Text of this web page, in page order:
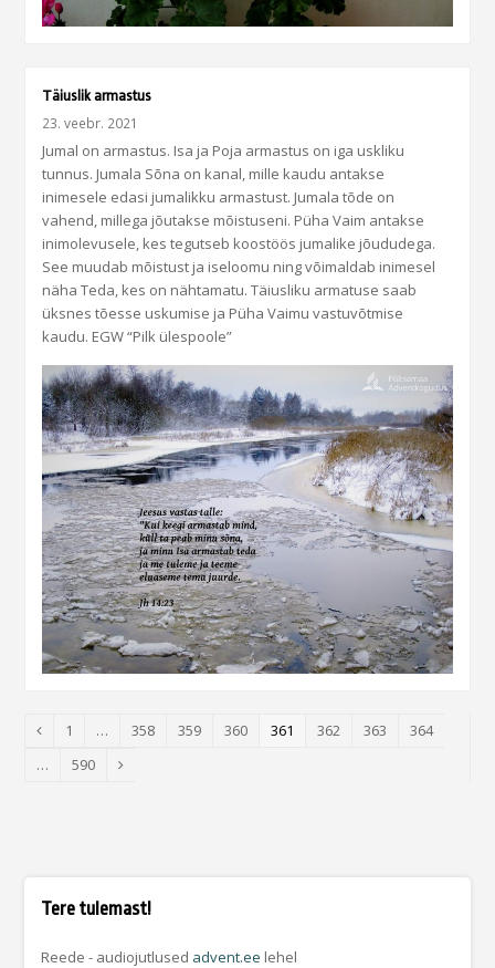
Täiuslik armastus
23. veebr. 2021
Jumal on armastus. Isa ja Poja armastus on iga uskliku
tunnus. Jumala Sõna on kanal, mille kaudu antakse
inimesele edasi jumalikku armastust. Jumala tõde on
vahend, millega jõutakse mõistuseni. Püha Vaim antakse
inimolevusele, kes tegutseb koostöös jumalike jõududega.
See muudab mõistust ja iseloomu ning võimaldab inimesel
näha Teda, kes on nähtamatu. Täiusliku armatuse saab
üksnes tõesse uskumise ja Püha Vaimu vastuvõtmise
kaudu. EGW “Pilk ülespoole”
Previous
Page
1 … Page
358 Page
359 Page
360 Page
361 Page
362 Page
363 Page
364
…
Page
590
Tere tulemast!
Reede - audiojutlused advent.ee lehel